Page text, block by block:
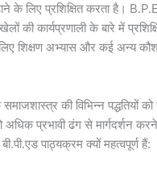
के लिए प्रशिक्षित करता है।
की कार्यप्रणाली के बारे में
शिक्षण अभ्यास और कई अन्य
की विभिन्न पद्धतियों
प्रभावी ढंग से मार्गदर्शन
पाठ्यक्रम क्यों महत्वपूर्ण हैं: